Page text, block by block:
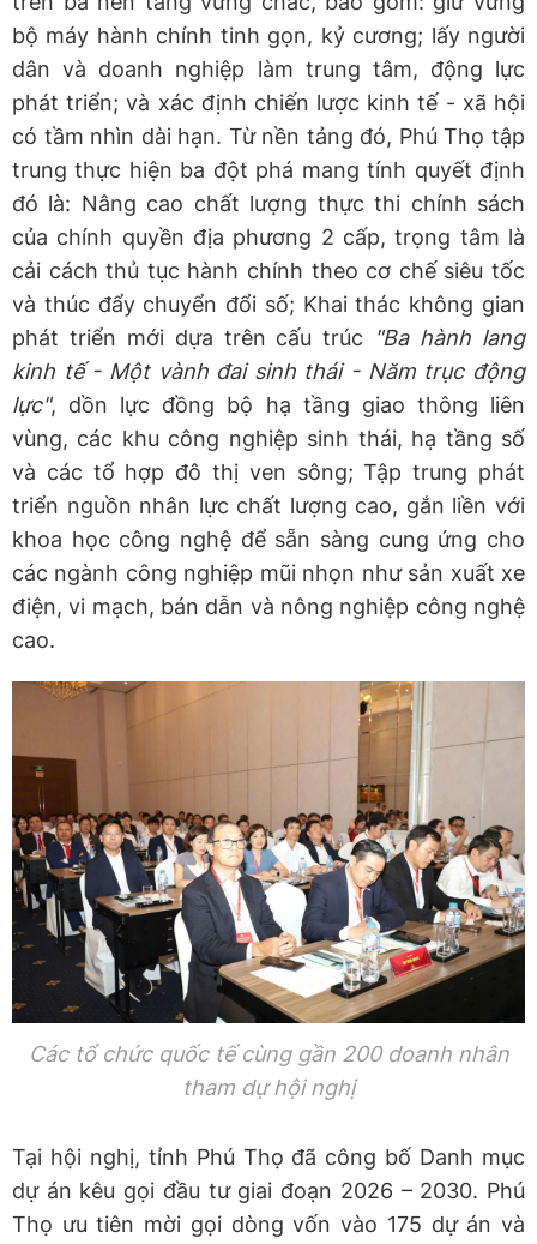
bộ máy hành chính tinh gọn, kỷ cương; lấy người
dân và doanh nghiệp làm trung tâm, động lực
phát triển; và xác định chiến lược kinh tế - xã hội
có tầm nhìn dài hạn. Từ nền tảng đó, Phú Thọ tập
trung thực hiện ba đột phá mang tính quyết định
đó là: Nâng cao chất lượng thực thi chính sách
của chính quyền địa phương 2 cấp, trọng tâm là
cải cách thủ tục hành chính theo cơ chế siêu tốc
và thúc đẩy chuyển đổi số; Khai thác không gian
phát triển mới dựa trên cấu trúc
"Ba hành lang
kinh tế - Một vành đai sinh thái - Năm trục động
lực", dồn lực đồng bộ hạ tầng giao thông liên
vùng, các khu công nghiệp sinh thái, hạ tầng số
và các tổ hợp đô thị ven sông; Tập trung phát
triển nguồn nhân lực chất lượng cao, gắn liền với
khoa học công nghệ để sẵn sàng cung ứng cho
các ngành công nghiệp mũi nhọn như sản xuất xe
điện, vi mạch, bán dẫn và nông nghiệp công nghệ
cao.
Các tổ chức quốc tế cùng gần 200 doanh nhân
tham dự hội nghị
Tại hội nghị, tỉnh Phú Thọ đã công bố Danh mục
dự án kêu gọi đầu tư giai đoạn 2026 – 2030. Phú
Thọ ưu tiên mời gọi dòng vốn vào 175 dự án và